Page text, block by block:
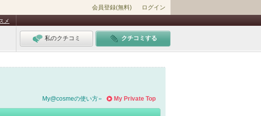
会員登録(無料) ログイン
メ
私のクチコミ クチコミする
My Private Top
My@cosmeの使い方